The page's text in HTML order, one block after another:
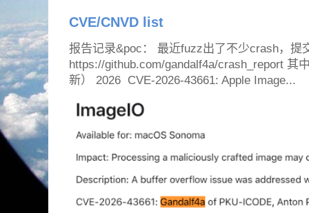
CVE/CNVD list
报告记录&poc： 最近fuzz出了不少crash，提
https://github.com/gandalf4a/crash_report 其
新） 2026 CVE-2026-43661: Apple Image...